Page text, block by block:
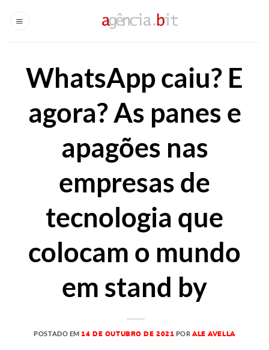
WhatsApp caiu? E
agora? As panes e
apagões nas
empresas de
tecnologia que
colocam o mundo
em stand by
POSTADO EM 14 DE OUTUBRO DE 2021 PORALE AVELLA